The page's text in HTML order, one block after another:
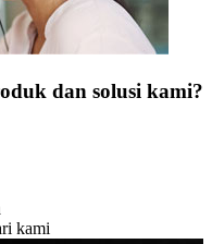
dan solusi kami?
kami